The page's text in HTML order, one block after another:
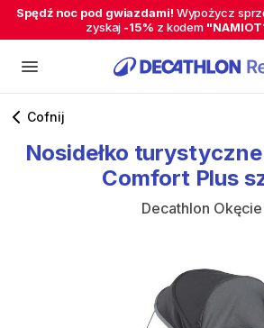
Spędź noc pod gwiazdami! Wypożycz
zyskaj -15% z kodem
Cofnij
Nosidełko turystyczne
Comfort Plus
Decathlon Okęcie